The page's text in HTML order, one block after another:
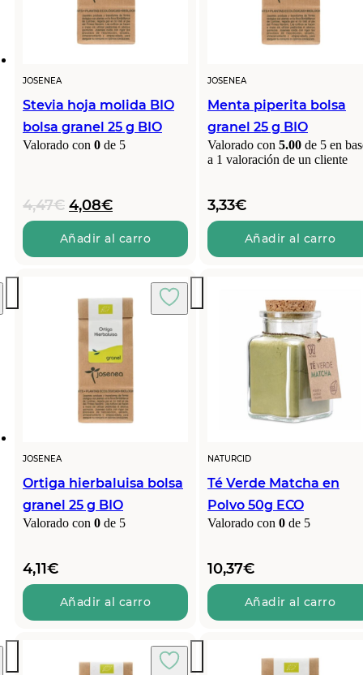
JOSENEA
Stevia hoja molida BIO
bolsa granel 25 g BIO
Valorado con 0 de 5
4,47€ El
precio
original
era:
4,08€El
precio
actual
es:
Añadir al carro
JOSENEA
Menta piperita bolsa
granel 25 g BIO
Valorado con 5.00 de 5 en
a 1 valoración de un cliente
3,33€
Añadir al carro
JOSENEA
Ortiga hierbaluisa bolsa
granel 25 g BIO
Valorado con 0 de 5
4,11€
Añadir al carro
NATURCID
Té Verde Matcha en
Polvo 50g ECO
Valorado con 0 de 5
10,37€
Añadir al carro